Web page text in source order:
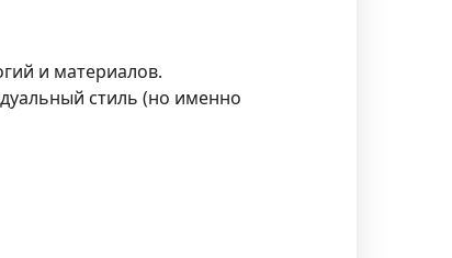
и материалов.
стиль (но именно